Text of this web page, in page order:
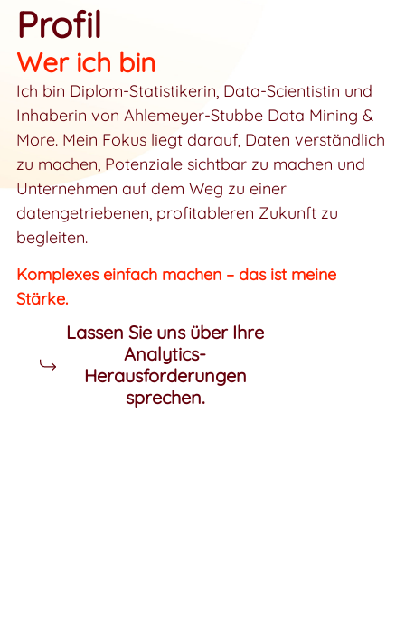
Profil
Wer ich bin
Ich bin Diplom-Statistikerin, Data-Scientistin und
Inhaberin von Ahlemeyer-Stubbe Data Mining &
More. Mein Fokus liegt darauf, Daten verständlich
zu machen, Potenziale sichtbar zu machen und
Unternehmen auf dem Weg zu einer
datengetriebenen, profitableren Zukunft zu
begleiten.
Komplexes einfach machen – das ist meine
Stärke.
Lassen Sie uns über Ihre
Analytics-
Herausforderungen
sprechen.